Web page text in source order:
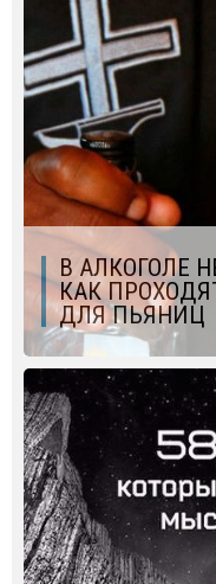
В АЛКОГОЛЕ
КАК
ДЛЯ ПЬЯНИЦ